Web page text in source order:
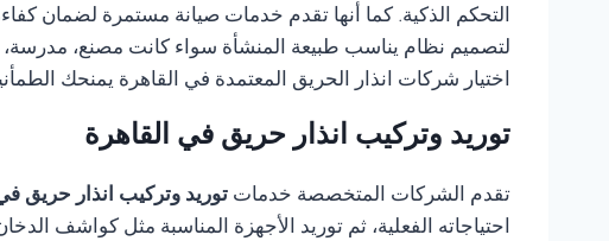
التحكم الذكية. كما أنها تقدم خدمات صيانة مستمرة لضمان
لتصميم نظام يناسب طبيعة المنشأة سواء كانت مصنع، مدرسة،
اختيار شركات انذار الحريق المعتمدة في القاهرة يمنحك
توريد وتركيب انذار حريق في القاهرة
تقدم الشركات المتخصصة خدمات توريد وتركيب انذار حريق
احتياجاته الفعلية، ثم توريد الأجهزة المناسبة مثل كواشف